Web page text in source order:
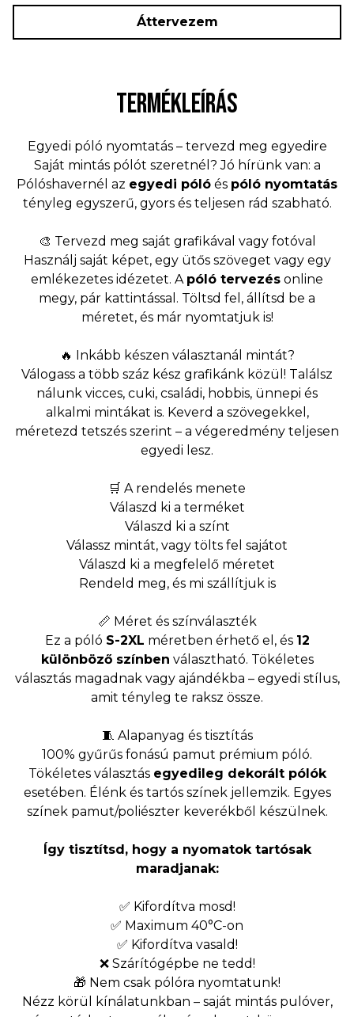
Áttervezem
TERMÉKLEÍRÁS
Egyedi póló nyomtatás – tervezd meg egyedire
Saját mintás pólót szeretnél? Jó hírünk van: a
Pólóshavernél az egyedi póló és póló nyomtatás
tényleg egyszerű, gyors és teljesen rád szabható.
🎨 Tervezd meg saját grafikával vagy fotóval
Használj saját képet, egy ütős szöveget vagy egy
emlékezetes idézetet. A póló tervezés online
megy, pár kattintással. Töltsd fel, állítsd be a
méretet, és már nyomtatjuk is!
🔥 Inkább készen választanál mintát?
Válogass a több száz kész grafikánk közül! Találsz
nálunk vicces, cuki, családi, hobbis, ünnepi és
alkalmi mintákat is. Keverd a szövegekkel,
méretezd tetszés szerint – a végeredmény teljesen
egyedi lesz.
🛒 A rendelés menete
Válaszd ki a terméket
Válaszd ki a színt
Válassz mintát, vagy tölts fel sajátot
Válaszd ki a megfelelő méretet
Rendeld meg, és mi szállítjuk is
📏 Méret és színválaszték
Ez a póló S-2XL méretben érhető el, és 12
különböző színben választható. Tökéletes
választás magadnak vagy ajándékba – egyedi stílus,
amit tényleg te raksz össze.
🧵 Alapanyag és tisztítás
100% gyűrűs fonású pamut prémium póló.
Tökéletes választás egyedileg dekorált pólók
esetében. Élénk és tartós színek jellemzik. Egyes
színek pamut/poliészter keverékből készülnek.
Így tisztítsd, hogy a nyomatok tartósak
maradjanak:
✅ Kifordítva mosd!
✅ Maximum 40°C-on
✅ Kifordítva vasald!
❌ Szárítógépbe ne tedd!
🎁 Nem csak pólóra nyomtatunk!
Nézz körül kínálatunkban – saját mintás pulóver,